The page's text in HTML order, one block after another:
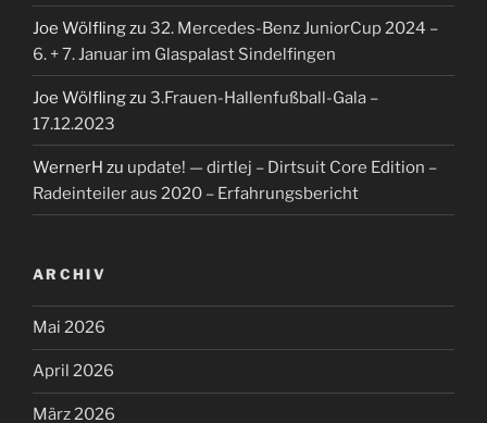
Joe Wölflingzu 32. Mercedes-Benz JuniorCup 2024 –
6. + 7. Januar im Glaspalast Sindelfingen
Joe Wölflingzu 3.Frauen-Hallenfußball-Gala –
17.12.2023
WernerH zu update! — dirtlej – Dirtsuit Core Edition –
Radeinteiler aus 2020 – Erfahrungsbericht
ARCHIV
Mai 2026
April 2026
März 2026